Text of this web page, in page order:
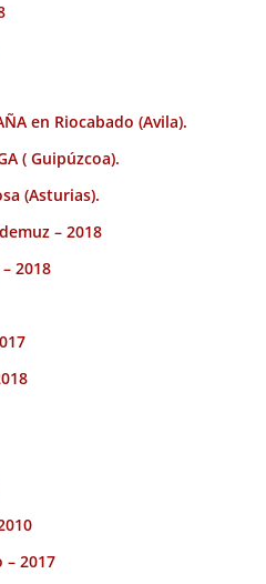
en Riocabado (Avila).
( Guipúzcoa).
(Asturias).
– 2018
2018
– 2017